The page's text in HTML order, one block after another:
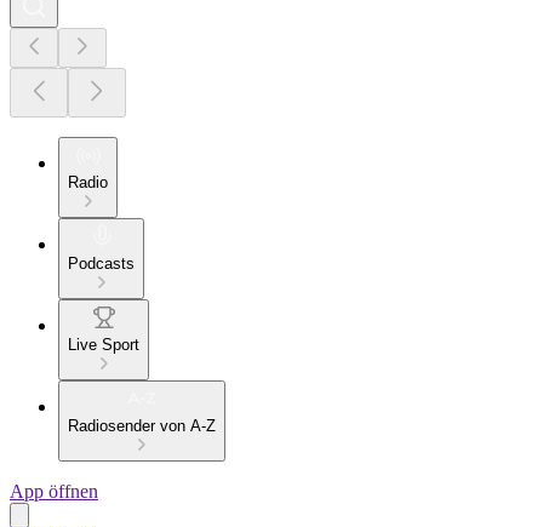
Radio
Podcasts
Live Sport
Radiosender von A-Z
App öffnen